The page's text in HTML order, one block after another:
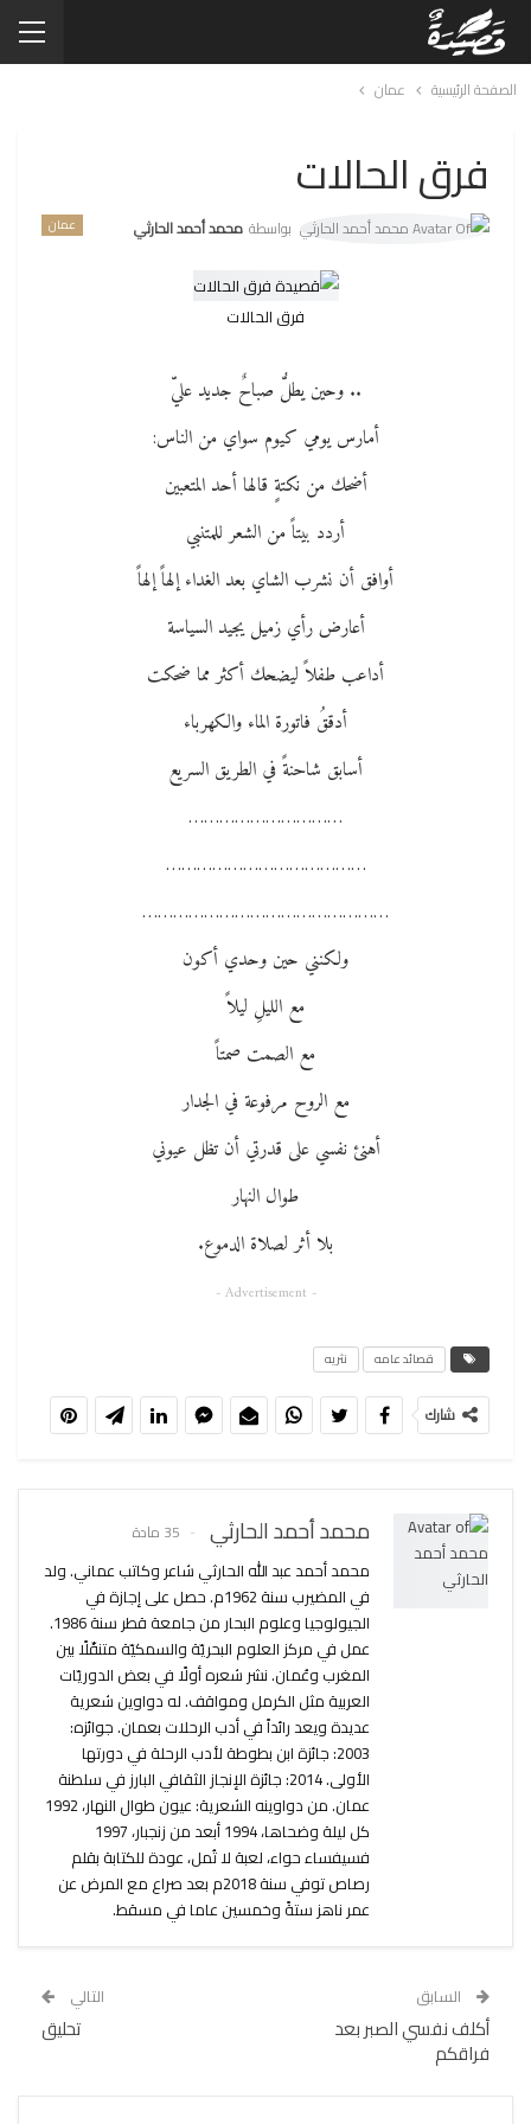
الصفحة الرئيسية عمان
فرق الحالات
عمان بواسطة محمد أحمد الحارثي
فرق الحالات
.. وحين يطلُّ صباحٌ جديد عليّ
أمارس يومي كيوم سواي من الناس:
أضحك من نكتةٍ قالها أحد المتعبين
أردد بيتاً من الشعر للمتنبي
أوافق أن نشرب الشاي بعد الغداء إلهاً إلهاً
أعارض رأي زميل يجيد السياسة
أداعب طفلاً ليضحك أكثر مما ضحكت
أدققُ فاتورة الماء والكهرباء
أسابق شاحنةً في الطريق السريع
…………………………
…………………………………
…………………………………………
ولكنني حين وحدي أكون
مع الليلِ ليلاً
مع الصمت صمتاً
مع الروح مرفوعة في الجدار
أهنئ نفسي على قدرتي أن تظل عيوني
طوال النهار
بلا أثر لصلاة الدموع.
- Advertisement -
قصائد عامه نثريه
شارك
محمد أحمد الحارثي 35 مادة
محمد أحمد عبد الله الحارثي شاعر وكاتب عماني. ولد
في المضيرب سنة 1962م. حصل على إجازة في
الجيولوجيا وعلوم البحار من جامعة قطر سنة 1986.
عمل في مركز العلوم البحريّة والسمكيّة متنقّلًا بين
المغرب وعُمان. نشر شعره أولًا في بعض الدوريّات
العربية مثل الكرمل ومواقف. له دواوين شعرية
عديدة ويعد رائداً في أدب الرحلات بعمان. جوائزه:
2003: جائزة ابن بطوطة لأدب الرحلة في دورتها
الأولى. 2014: جائزة الإنجاز الثقافي البارز في سلطنة
عمان. من دواوينه الشعرية: عيون طوال النهار، 1992
كل ليلة وضحاها، 1994 أبعد من زنجبار، 1997
فسيفساء حواء، لعبة لا تُمل، عودة للكتابة بقلم
رصاص توفي سنة 2018م بعد صراع مع المرض عن
عمر ناهز ستةً وخمسين عاما في مسقط.
السابق
أكلف نفسي الصبر بعد
فراقكم
التالي
تحليق